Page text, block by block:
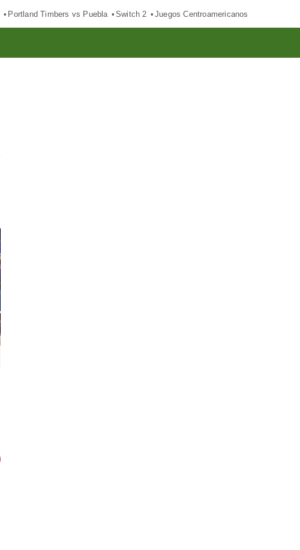
Portland Timbers vs Puebla Switch 2 Juegos Centroamericanos